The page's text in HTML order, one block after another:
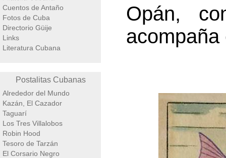
Cuentos de Antaño
Fotos de Cuba
Directorio Güije
Links
Literatura Cubana
Postalitas Cubanas
Alrededor del Mundo
Kazán, El Cazador
Taguarí
Los Tres Villalobos
Robin Hood
Tesoro de Tarzán
El Corsario Negro
Opán,